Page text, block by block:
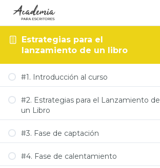
Estrategias para el
lanzamiento de un libro
#1. Introducción al curso
#2. Estrategias para el Lanzamiento de
un Libro
#3. Fase de captación
#4. Fase de calentamiento